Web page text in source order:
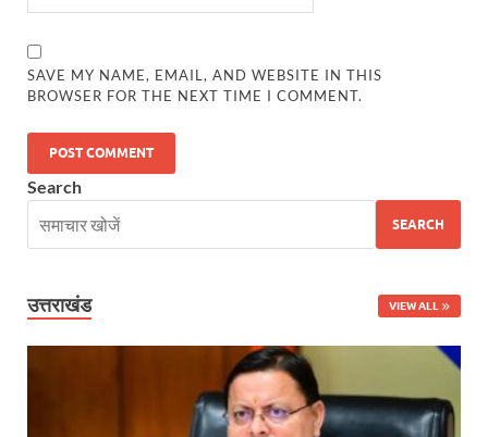
छत्तीसगढ़ को मिला खेलो इंडिया ट्राइबल गेम्स, 14 फरवरी
Bullet Train Date: बुलेट ट्रेन की आ गई तारीख कब
UP Police Recruitments: साल के आखिरी दिन युवाओं को
UP Tourism: योगी सरकार के प्रयास से सनातन का
Severe cold wave: यूपी में 12वीं तक के सभी स्कूल 1
Ghoda Library Nainital: CM पुष्कर सिंह धामी ने घोड़ा
SAVE MY NAME, EMAIL, AND WEBSITE IN THIS
BROWSER FOR THE NEXT TIME I COMMENT.
Search
SEARCH
उत्तराखंड VIEW ALL